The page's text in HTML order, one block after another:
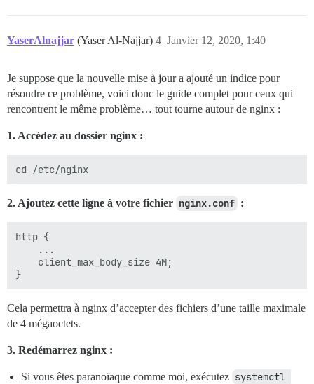
YaserAlnajjar (Yaser Al-Najjar) Janvier 12, 2020, 1:40
4
Je suppose que la nouvelle mise à jour a ajouté un indice pour
résoudre ce problème, voici donc le guide complet pour ceux qui
rencontrent le même problème… tout tourne autour de nginx :
1. Accédez au dossier nginx :
2. Ajoutez cette ligne à votre fichier nginx.conf :
http {
    ...
    client_max_body_size 4M;
Cela permettra à nginx d’accepter des fichiers d’une taille maximale
de 4 mégaoctets.
3. Redémarrez nginx :
Si vous êtes paranoïaque comme moi, exécutez systemctl